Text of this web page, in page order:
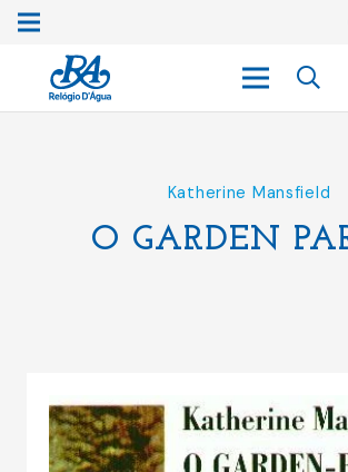
Katherine Mansfield
O GARDEN